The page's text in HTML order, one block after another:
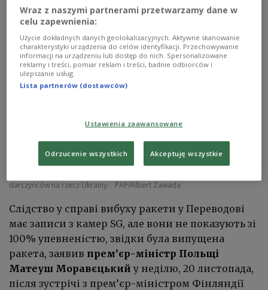
Ostatnie spotkanie dwustronne premierów Polski i Finlandii miało miejsce
darczyńców na rzecz Ukrainy.
PAP/Albert Zawada
Слідство у справі вибуху ракети у Переводові
має записи з камер SG, але вони не показують зі
100% упевненістю, звідки була випущена
ракета, заявив прем’єр-міністр Польщі
Матеуш Моравєцький у неділю, 20 листопада,
після зустрічі з прем’єр-міністром Фінляндії
Wraz z naszymi partnerami przetwarzamy dane w
celu zapewnienia:
Użycie dokładnych danych geolokalizacyjnych. Aktywne skanowanie
charakterystyki urządzenia do celów identyfikacji. Przechowywanie
informacji na urządzeniu lub dostęp do nich. Spersonalizowane
reklamy i treści, pomiar reklam i treści, badnie odbiorców i
ulepszanie usług.
Lista partnerów (dostawców)
Ustawienia zaawansowane
Odrzucenie wszystkich Akceptuję wszystkie